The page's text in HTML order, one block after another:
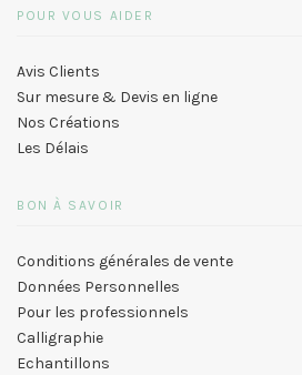
POUR VOUS AIDER
Avis Clients
Sur mesure & Devis en ligne
Nos Créations
Les Délais
BON À SAVOIR
Conditions générales de vente
Données Personnelles
Pour les professionnels
Calligraphie
Echantillons